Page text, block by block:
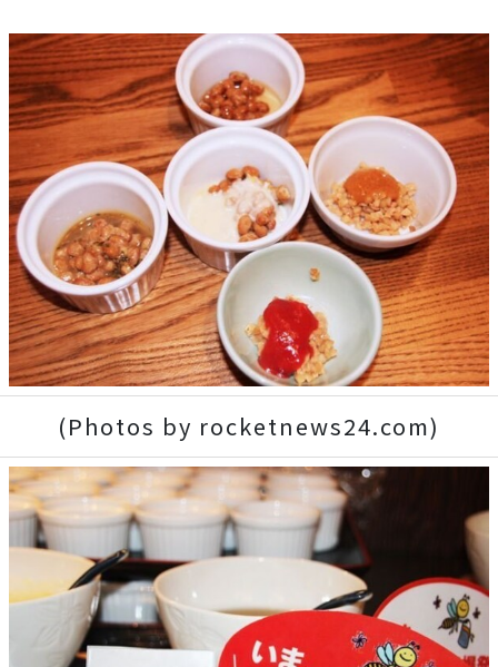
(Photos by rocketnews24.com)